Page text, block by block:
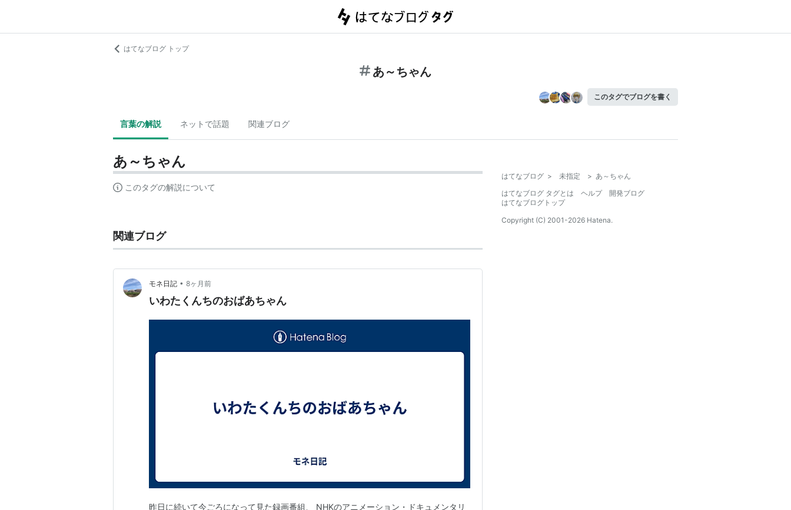
はてなブログ トップ
あ～ちゃん
このタグでブログを書く
言葉の解説 ネットで話題 関連ブログ
あ～ちゃん
このタグの解説について
関連ブログ
モネ日記 • 8ヶ月前
いわたくんちのおばあちゃん
昨日に続いて今ごろになって見た録画番組、 NHKのアニメーション・ドキュメンタリ
はてなブログ > 未指定 > あ～ちゃん
はてなブログ タグとは
ヘルプ
開発ブログ
はてなブログトップ
Copyright (C) 2001-2026 Hatena.